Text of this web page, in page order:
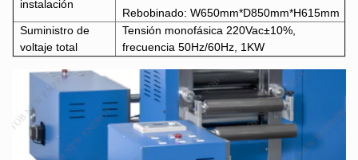
instalación
Rebobinado: W650mm*D850mm*H615mm
Suministro de
voltaje total
Tensión monofásica 220Vac±10%,
frecuencia 50Hz/60Hz, 1KW